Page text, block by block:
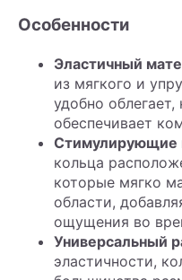
Особенности
Эластичный
из мягкого и
удобно
обеспечивает
Стимулирующие
кольца
которые мягко
области,
ощущения во
Универсальный
эластичности,